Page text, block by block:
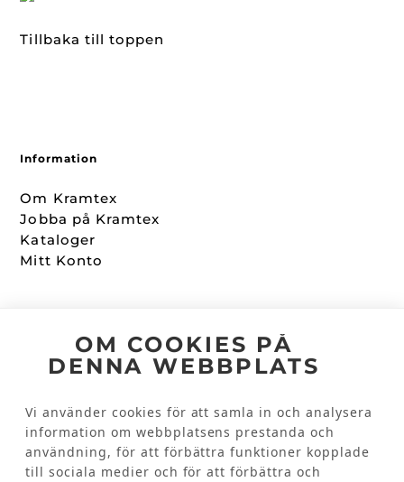
OM COOKIES PÅ
DENNA WEBBPLATS
Vi använder cookies för att samla in och analysera
information om webbplatsens prestanda och
användning, för att förbättra funktioner kopplade
till sociala medier och för att förbättra och
Tillbaka till toppen
Information
Om Kramtex
Jobba på Kramtex
Kataloger
Mitt Konto
Facebook
Kundinformation